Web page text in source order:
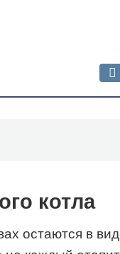
котла
остаются в